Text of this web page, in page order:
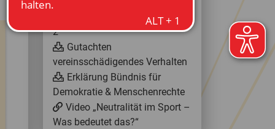
RECHTSsicherheit im Sport
2
Gutachten
vereinsschädigendes Verhalten
Erklärung Bündnis für
Demokratie & Menschenrechte
Video „Neutralität im Sport –
Was bedeutet das?“